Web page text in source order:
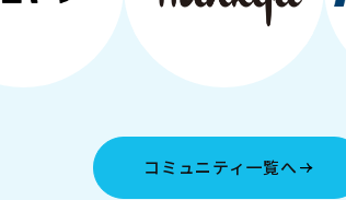
コミュニティ一覧へ